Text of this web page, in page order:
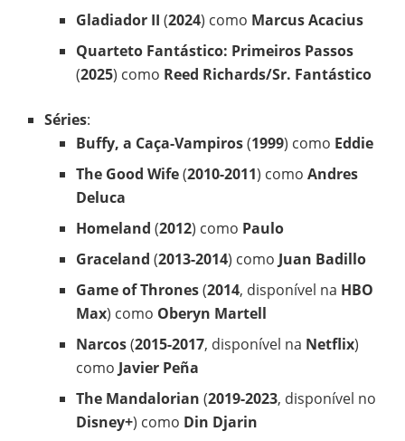
Gladiador II (2024) como Marcus Acacius
Quarteto Fantástico: Primeiros Passos
(2025) como Reed Richards/Sr. Fantástico
Séries:
Buffy, a Caça-Vampiros(1999) como Eddie
The Good Wife(2010-2011) como Andres
Deluca
Homeland (2012) como Paulo
Graceland (2013-2014) como Juan Badillo
Game of Thrones(2014, disponível na HBO
Max) como Oberyn Martell
Narcos(2015-2017, disponível na Netflix)
como Javier Peña
The Mandalorian (2019-2023, disponível no
Disney+) como Din Djarin